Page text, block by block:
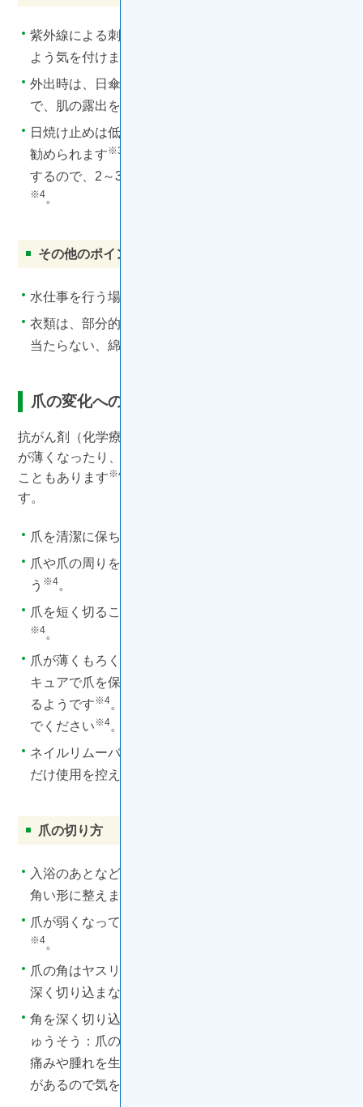
紫外線による刺激を避けるため日光に直接当たらない
よう気を付けましょう
外出時は、日傘の使用、長袖・帽子・手袋の着用など
で、肌の露出を抑えるようにしましょう
日焼け止めは低刺激でSPF30以上/PA++以上のものが
勧められます※3
するので、2～3時間ごとに塗り直すことが必要です
※4。
その他のポイント
水仕事を行う場合には、手袋を使用しましょう
衣類は、部分的な肌の締め付けがなく、縫い目が肌に
当たらない、綿素材のものを選びましょう
爪の変化への対処法
抗がん剤（化学療法）や分子標的薬の副作用として、爪
が薄くなったり、割れたり、時にははがれ落ちたりする
こともあります※4
す。
爪を清潔に保ちましょう
爪や爪の周りをクリームなどでしっかり保湿しましょ
う ※4。
爪を短く切ることや深爪をしないよう注意しましょう
※4。
爪が薄くもろくなって気になるような場合には、マニ
キュアで爪を保護すると不便さを解消できることもあ
るようです※4。ただし、痛みを感じる場合は行わない
でください※4。
ネイルリムーバーは皮膚に刺激を与えるため、できる
だけ使用を控えてください
爪の切り方
入浴のあとなど爪が柔らかくなっている時に、爪を四
角い形に整えます
爪が弱くなっている場合にはヤスリを使用しましょう
※4。
爪の角はヤスリを使って丸く削りましょう。その際、
深く切り込まないように注意してください
角を深く切り込み過ぎると、巻き爪や陥入爪（かんに
ゅうそう：爪の角が周りの皮膚に食い込んでしまい、
痛みや腫れを生じる状態のこと
があるので気を付けましょう